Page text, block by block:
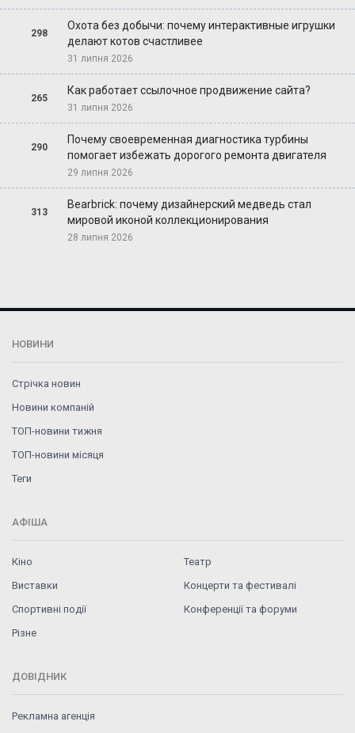
298
Охота без добычи: почему интерактивные игрушки
делают котов счастливее
31 липня 2026
265
Как работает ссылочное продвижение сайта?
31 липня 2026
290
Почему своевременная диагностика турбины
помогает избежать дорогого ремонта двигателя
29 липня 2026
313
Bearbrick: почему дизайнерский медведь стал
мировой иконой коллекционирования
28 липня 2026
НОВИНИ
Стрічка новин
Новини компаній
ТОП-новини тижня
ТОП-новини місяця
Теги
АФІША
Кіно
Театр
Виставки
Концерти та фестивалі
Спортивні події
Конференції та форуми
Різне
ДОВІДНИК
Рекламна агенція